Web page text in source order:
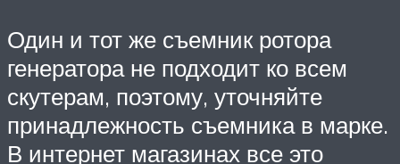
Один и тот же съемник ротора
генератора не подходит ко всем
скутерам, поэтому, уточняйте
принадлежность съемника в марке.
В интернет магазинах все это